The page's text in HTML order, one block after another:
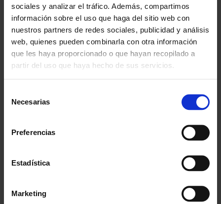
sociales y analizar el tráfico. Además, compartimos
información sobre el uso que haga del sitio web con
nuestros partners de redes sociales, publicidad y análisis
web, quienes pueden combinarla con otra información
que les haya proporcionado o que hayan recopilado a
partir del uso que haya hecho de sus servicios.
Necesarias
Preferencias
Estadística
Marketing
Garantía
En cambio y devolución
Disponibilidad
Amplio stock disponible
ISO 9001:2015